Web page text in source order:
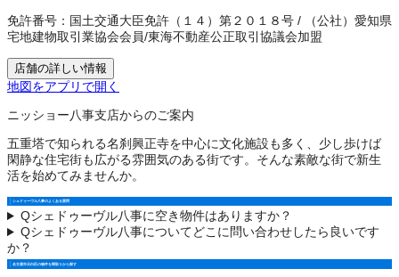
免許番号： 国土交通大臣免許（１４）第２０１８号 /
（公社）愛知県
宅地建物取引業協会会員/東海不動産公正取引協議会加盟
店舗の詳しい情報
地図をアプリで開く
ニッショー八事支店からのご案内
五重塔で知られる名刹興正寺を中心に文化施設も多く、少し歩けば
閑静な住宅街も広がる雰囲気のある街です。そんな素敵な街で新生
活を始めてみませんか。
シェドゥーヴル八事のよくある質問
Qシェドゥーヴル八事に空き物件はありますか？
Qシェドゥーヴル八事についてどこに問い合わせしたら良いです
か？
名古屋市天白区の物件を間取りから探す